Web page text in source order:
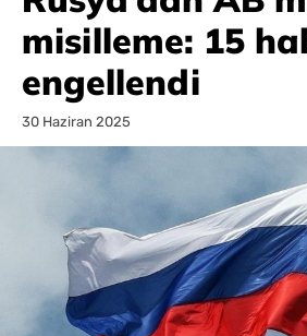
misilleme: 15
engellendi
30 Haziran 2025